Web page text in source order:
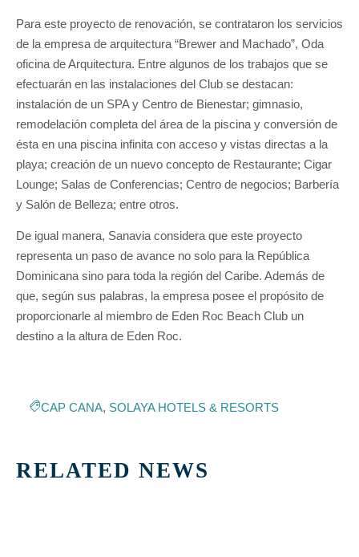
Para este proyecto de renovación, se contrataron los servicios
de la empresa de arquitectura “Brewer and Machado”, Oda
oficina de Arquitectura. Entre algunos de los trabajos que se
efectuarán en las instalaciones del Club se destacan:
instalación de un SPA y Centro de Bienestar; gimnasio,
remodelación completa del área de la piscina y conversión de
ésta en una piscina infinita con acceso y vistas directas a la
playa; creación de un nuevo concepto de Restaurante; Cigar
Lounge; Salas de Conferencias; Centro de negocios; Barbería
y Salón de Belleza; entre otros.
De igual manera, Sanavia considera que este proyecto
representa un paso de avance no solo para la República
Dominicana sino para toda la región del Caribe. Además de
que, según sus palabras, la empresa posee el propósito de
proporcionarle al miembro de Eden Roc Beach Club un
destino a la altura de Eden Roc.
CAP CANA, SOLAYA HOTELS & RESORTS
RELATED NEWS